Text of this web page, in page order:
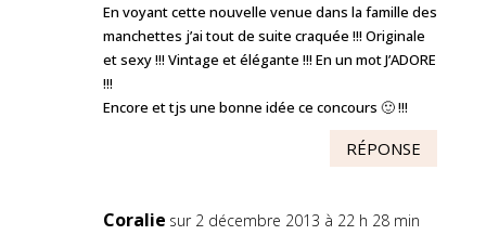
En voyant cette nouvelle venue dans la famille des
manchettes j’ai tout de suite craquée !!! Originale
et sexy !!! Vintage et élégante !!! En un mot J’ADORE
!!!
Encore et tjs une bonne idée ce concours 🙂 !!!
RÉPONSE
Coralie sur 2 décembre 2013 à 22 h 28 min